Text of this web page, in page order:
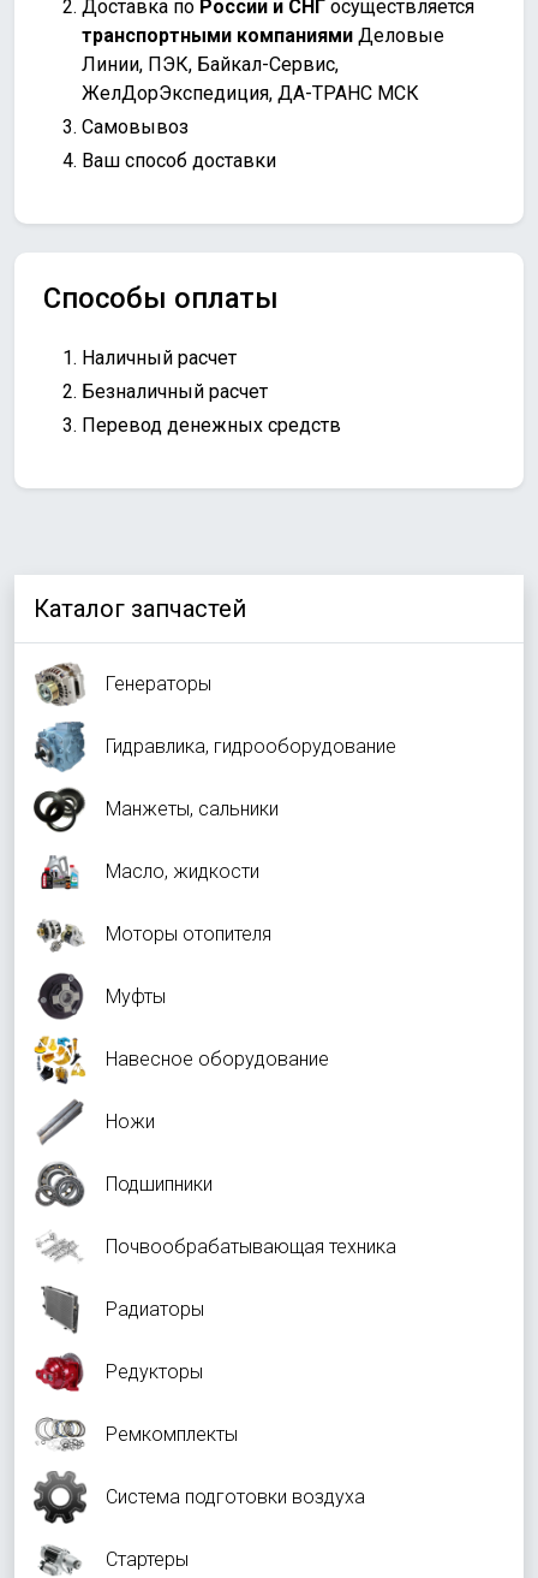
Каталог запчастей
Генераторы
Гидравлика, гидрооборудование
Манжеты, сальники
Масло, жидкости
Моторы отопителя
Муфты
Навесное оборудование
Ножи
Подшипники
Почвообрабатывающая техника
Радиаторы
Редукторы
Ремкомплекты
Система подготовки воздуха
Стартеры
Доставка по России и СНГ осуществляется
транспортными компаниями Деловые
Линии, ПЭК, Байкал-Сервис,
ЖелДорЭкспедиция, ДА-ТРАНС МСК
Самовывоз
Ваш способ доставки
Способы оплаты
Наличный расчет
Безналичный расчет
Перевод денежных средств